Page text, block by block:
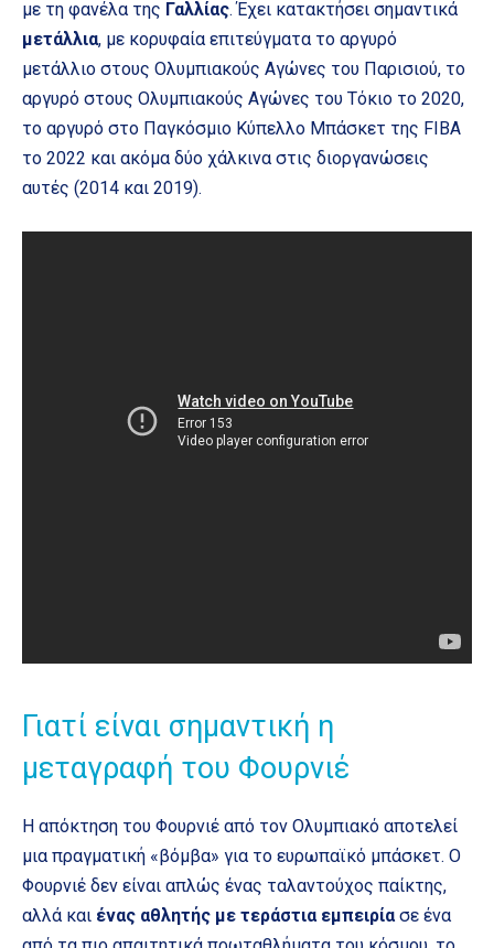
με τη φανέλα της Γαλλίας. Έχει κατακτήσει σημαντικά
μετάλλια, με κορυφαία επιτεύγματα το αργυρό
μετάλλιο στους Ολυμπιακούς Αγώνες του Παρισιού, το
αργυρό στους Ολυμπιακούς Αγώνες του Τόκιο το 2020,
το αργυρό στο Παγκόσμιο Κύπελλο Μπάσκετ της FIBA
το 2022 και ακόμα δύο χάλκινα στις διοργανώσεις
αυτές (2014 και 2019).
Γιατί είναι σημαντική η
μεταγραφή του Φουρνιέ
Η απόκτηση του Φουρνιέ από τον Ολυμπιακό αποτελεί
μια πραγματική «βόμβα» για το ευρωπαϊκό μπάσκετ. Ο
Φουρνιέ δεν είναι απλώς ένας ταλαντούχος παίκτης,
αλλά και ένας αθλητής με τεράστια εμπειρίασε ένα